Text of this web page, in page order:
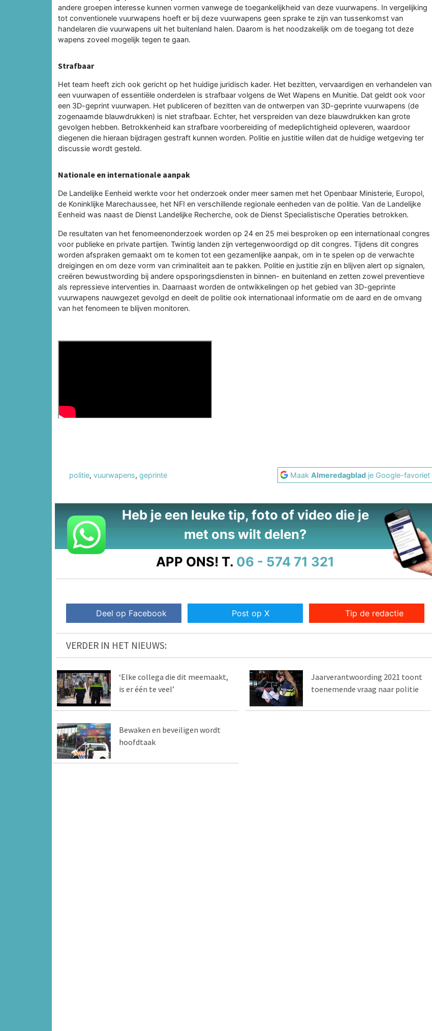
andere groepen interesse kunnen vormen vanwege de toegankelijkheid van deze vuurwapens. In vergelijking
tot conventionele vuurwapens hoeft er bij deze vuurwapens geen sprake te zijn van tussenkomst van
handelaren die vuurwapens uit het buitenland halen. Daarom is het noodzakelijk om de toegang tot deze
wapens zoveel mogelijk tegen te gaan.
Strafbaar
Het team heeft zich ook gericht op het huidige juridisch kader. Het bezitten, vervaardigen en verhandelen van
een vuurwapen of essentiële onderdelen is strafbaar volgens de Wet Wapens en Munitie. Dat geldt ook voor
een 3D-geprint vuurwapen. Het publiceren of bezitten van de ontwerpen van 3D-geprinte vuurwapens (de
zogenaamde blauwdrukken) is niet strafbaar. Echter, het verspreiden van deze blauwdrukken kan grote
gevolgen hebben. Betrokkenheid kan strafbare voorbereiding of medeplichtigheid opleveren, waardoor
diegenen die hieraan bijdragen gestraft kunnen worden. Politie en justitie willen dat de huidige wetgeving ter
discussie wordt gesteld.
Nationale en internationale aanpak
De Landelijke Eenheid werkte voor het onderzoek onder meer samen met het Openbaar Ministerie, Europol,
de Koninklijke Marechaussee, het NFI en verschillende regionale eenheden van de politie. Van de Landelijke
Eenheid was naast de Dienst Landelijke Recherche, ook de Dienst Specialistische Operaties betrokken.
De resultaten van het fenomeenonderzoek worden op 24 en 25 mei besproken op een internationaal congres
voor publieke en private partijen. Twintig landen zijn vertegenwoordigd op dit congres. Tijdens dit congres
worden afspraken gemaakt om te komen tot een gezamenlijke aanpak, om in te spelen op de verwachte
dreigingen en om deze vorm van criminaliteit aan te pakken. Politie en justitie zijn en blijven alert op signalen,
creëren bewustwording bij andere opsporingsdiensten in binnen- en buitenland en zetten zowel preventieve
als repressieve interventies in. Daarnaast worden de ontwikkelingen op het gebied van 3D-geprinte
vuurwapens nauwgezet gevolgd en deelt de politie ook internationaal informatie om de aard en de omvang
van het fenomeen te blijven monitoren.
politie, vuurwapens, geprinte MaakAlmeredagblad je Google-favoriet
Heb je een leuke tip, foto of video die je
met ons wilt delen?
APP ONS! T. 06 - 574 71 321
Deel op Facebook Post op X Tip de redactie
VERDER IN HET NIEUWS:
‘Elke collega die dit meemaakt,
is er één te veel’
Jaarverantwoording 2021 toont
toenemende vraag naar politie
Bewaken en beveiligen wordt
hoofdtaak